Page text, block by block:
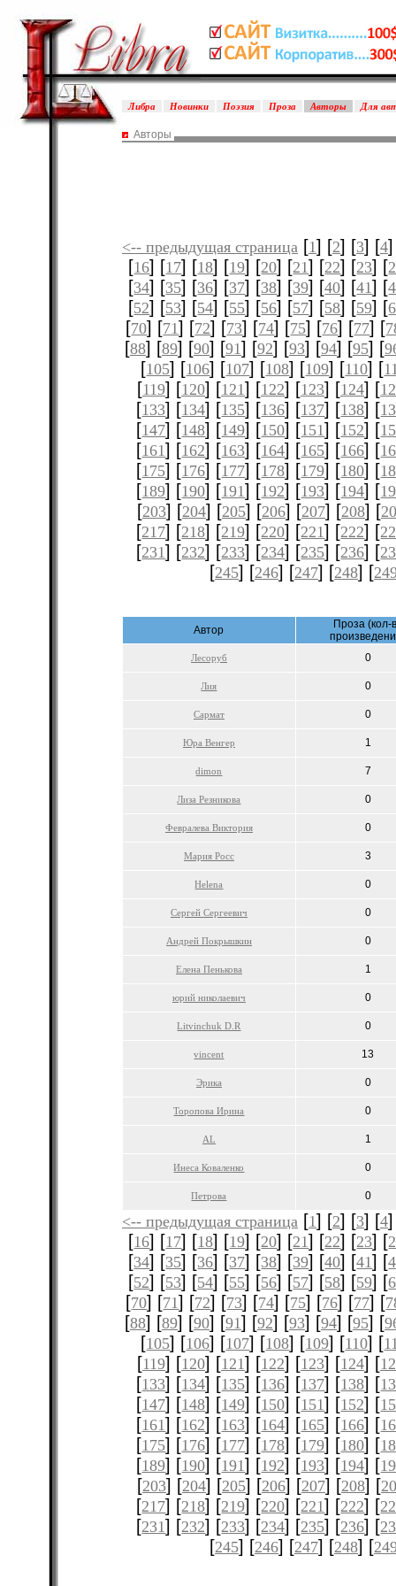
Либра Новинки Поэзия Проза Авторы Для
Авторы
<-- предыдущая страница [1] [2] [3] [4
[16] [17] [18] [19] [20] [21] [22] [23] [
[34] [35] [36] [37] [38] [39] [40] [41] [
[52] [53] [54] [55] [56] [57] [58] [59] [
[70] [71] [72] [73] [74] [75] [76] [77] [
[88] [89] [90] [91] [92] [93] [94] [95] [
[105] [106] [107] [108] [109] [110] [
[119] [120] [121] [122] [123] [124] [
[133] [134] [135] [136] [137] [138] [
[147] [148] [149] [150] [151] [152] [
[161] [162] [163] [164] [165] [166] [
[175] [176] [177] [178] [179] [180] [
[189] [190] [191] [192] [193] [194] [
[203] [204] [205] [206] [207] [208] [
[217] [218] [219] [220] [221] [222] [
[231] [232] [233] [234] [235] [236] [
[245] [246] [247] [248] [
Автор
Проза (кол-
Лесоруб 0
Лия 0
Сармат 0
Юра Венгер 1
dimon 7
Лиза Резникова 0
Февралева Виктория 0
Мария Росс 3
Helena 0
Сергей Сергеевич 0
Андрей Покрышкин 0
Елена Пенькова 1
юрий николаевич 0
Litvinchuk D.R 0
vincent 13
Эрика 0
Торопова Ирина 0
AL 1
Инеса Коваленко 0
Петрова 0
<-- предыдущая страница [1] [2] [3] [4
[16] [17] [18] [19] [20] [21] [22] [23] [
[34] [35] [36] [37] [38] [39] [40] [41] [
[52] [53] [54] [55] [56] [57] [58] [59] [
[70] [71] [72] [73] [74] [75] [76] [77] [
[88] [89] [90] [91] [92] [93] [94] [95] [
[105] [106] [107] [108] [109] [110] [
[119] [120] [121] [122] [123] [124] [
[133] [134] [135] [136] [137] [138] [
[147] [148] [149] [150] [151] [152] [
[161] [162] [163] [164] [165] [166] [
[175] [176] [177] [178] [179] [180] [
[189] [190] [191] [192] [193] [194] [
[203] [204] [205] [206] [207] [208] [
[217] [218] [219] [220] [221] [222] [
[231] [232] [233] [234] [235] [236] [
[245] [246] [247] [248] [